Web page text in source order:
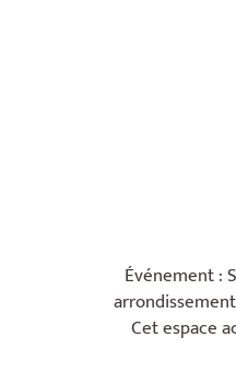
Événement :
Cet espace